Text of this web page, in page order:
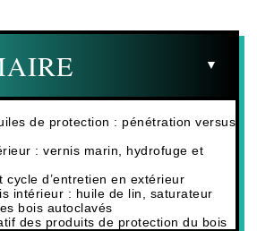
de protection : pénétration versus
: vernis marin, hydrofuge et
cycle d’entretien en extérieur
intérieur : huile de lin, saturateur
bois autoclavés
des produits de protection du bois